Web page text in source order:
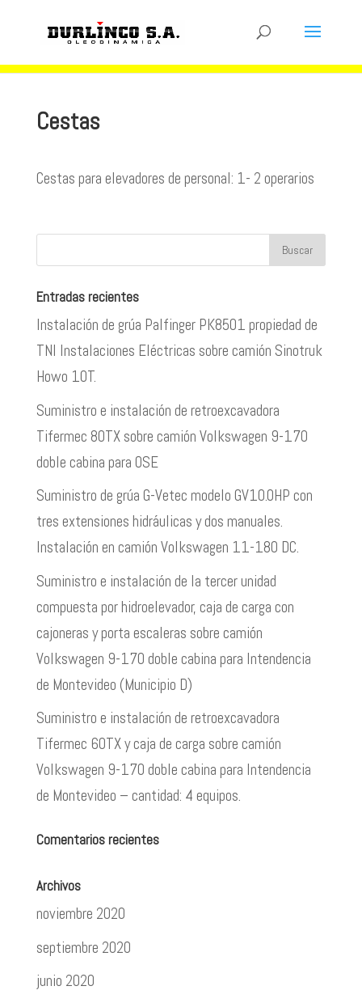
Cestas
Cestas para elevadores de personal: 1- 2 operarios
Entradas recientes
Instalación de grúa Palfinger PK8501 propiedad de
TNI Instalaciones Eléctricas sobre camión Sinotruk
Howo 10T.
Suministro e instalación de retroexcavadora
Tifermec 80TX sobre camión Volkswagen 9-170
doble cabina para OSE
Suministro de grúa G-Vetec modelo GV10.0HP con
tres extensiones hidráulicas y dos manuales.
Instalación en camión Volkswagen 11-180 DC.
Suministro e instalación de la tercer unidad
compuesta por hidroelevador, caja de carga con
cajoneras y porta escaleras sobre camión
Volkswagen 9-170 doble cabina para Intendencia
de Montevideo (Municipio D)
Suministro e instalación de retroexcavadora
Tifermec 60TX y caja de carga sobre camión
Volkswagen 9-170 doble cabina para Intendencia
de Montevideo – cantidad: 4 equipos.
Comentarios recientes
Archivos
noviembre 2020
septiembre 2020
junio 2020